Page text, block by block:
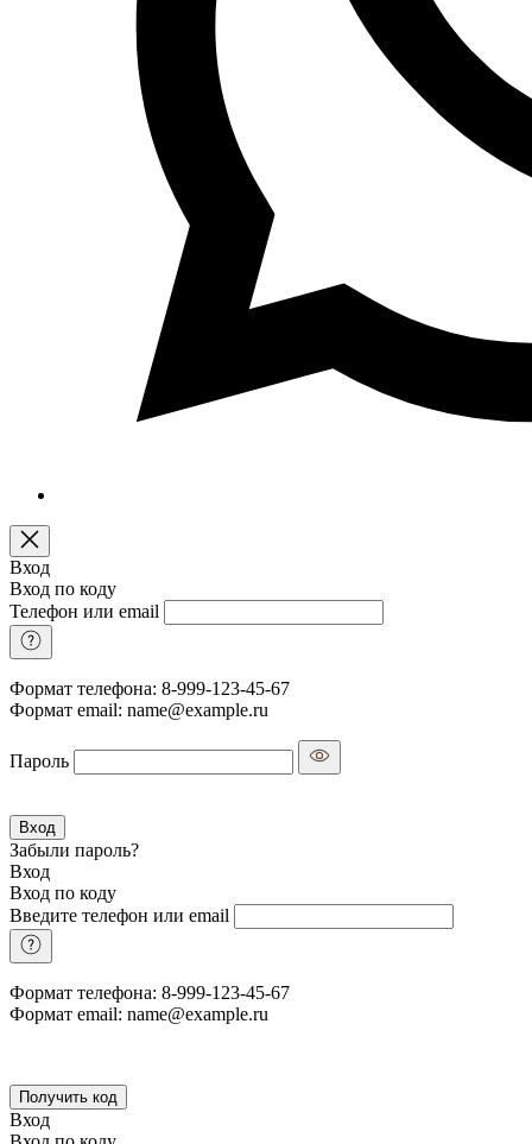
Вход
Вход по коду
Телефон или email
Формат телефона: 8-999-123-45-67
Формат email: name@example.ru
Пароль
Вход
Забыли пароль?
Вход
Вход по коду
Введите телефон или email
Формат телефона: 8-999-123-45-67
Формат email: name@example.ru
Получить код
Вход